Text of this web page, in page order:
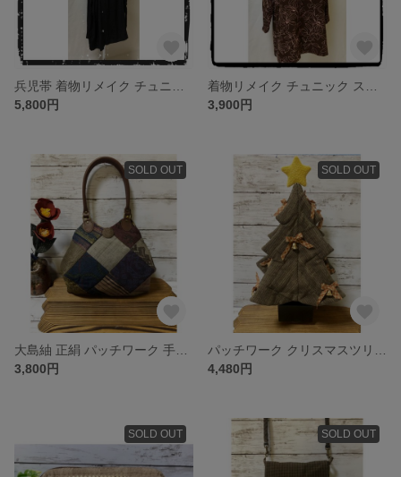
5,800円
3,900円
SOLD OUT
3,800円
SOLD OUT
4,480円
SOLD OUT SOLD OUT